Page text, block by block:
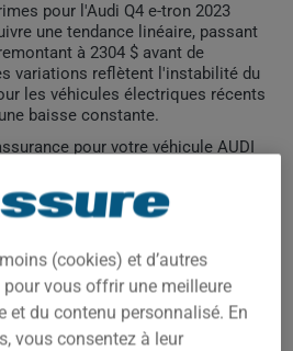
pour l'Audi Q4 e-tron 2023
une tendance linéaire, passant
à 2304 $ avant de
variations reflètent l'instabilité du
les véhicules électriques récents
baisse constante.
pour votre véhicule AUDI
important que jamais de comparer
(cookies) et d’autres
vous offrir une meilleure
et du contenu personnalisé. En
vous consentez à leur